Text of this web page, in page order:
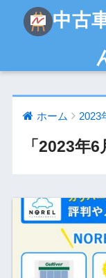
中古
ホーム 2023
「2023年